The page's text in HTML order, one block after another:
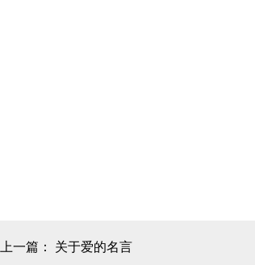
上一篇： 关于爱的名言